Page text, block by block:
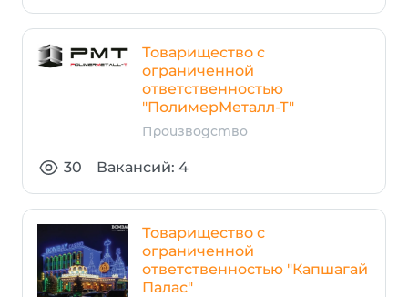
Товарищество с
ограниченной
ответственностью
"ПолимерМеталл-Т"
Производство
30 Вакансий: 4
Товарищество с
ограниченной
ответственностью "Капшагай
Палас"